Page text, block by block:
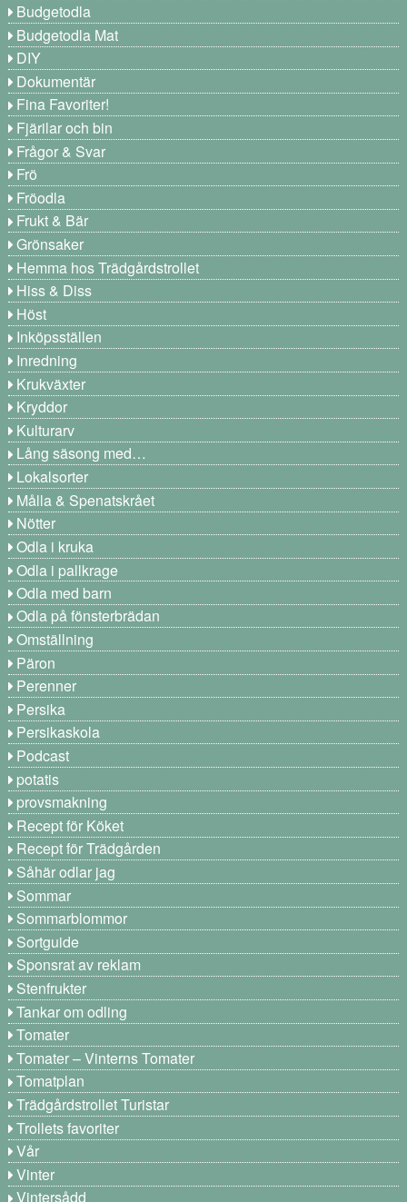
Budgetodla
Budgetodla Mat
DIY
Dokumentär
Fina Favoriter!
Fjärilar och bin
Frågor & Svar
Frö
Fröodla
Frukt & Bär
Grönsaker
Hemma hos Trädgårdstrollet
Hiss & Diss
Höst
Inköpsställen
Inredning
Krukväxter
Kryddor
Kulturarv
Lång säsong med…
Lokalsorter
Målla & Spenatskrået
Nötter
Odla i kruka
Odla i pallkrage
Odla med barn
Odla på fönsterbrädan
Omställning
Päron
Perenner
Persika
Persikaskola
Podcast
potatis
provsmakning
Recept för Köket
Recept för Trädgården
Såhär odlar jag
Sommar
Sommarblommor
Sortguide
Sponsrat av reklam
Stenfrukter
Tankar om odling
Tomater
Tomater – Vinterns Tomater
Tomatplan
Trädgårdstrollet Turistar
Trollets favoriter
Vår
Vinter
Vintersådd